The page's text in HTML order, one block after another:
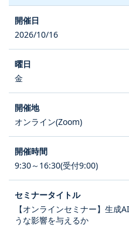
2026/10/16
金
オンライン(Zoom)
9:30～16:30(受付9:00)
【オンラインセミナー】生成
うな影響を与えるか